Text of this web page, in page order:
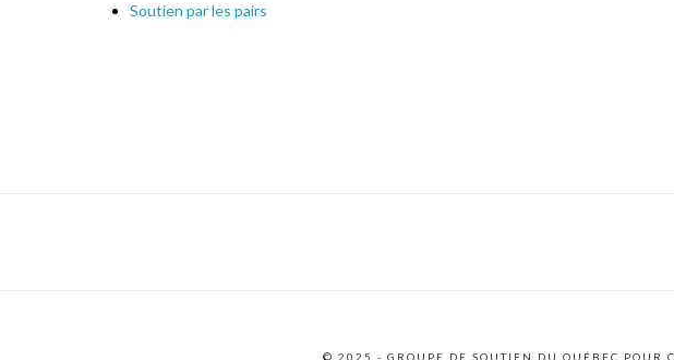
Soutien par les pairs
© 2025 - GROUPE DE SOUTIEN DU QUÉBEC POUR